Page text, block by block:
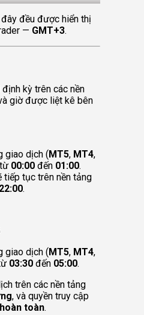
đều được hiển thị
— GMT+3.
kỳ trên các nền
giờ được liệt kê bên
giao dịch (MT5, MT4,
00:00 đến 01:00.
tiếp tục trên nền tảng
22:00.
giao dịch (MT5, MT4,
03:30 đến 05:00.
trên các nền tảng
, và quyền truy cập
toàn.